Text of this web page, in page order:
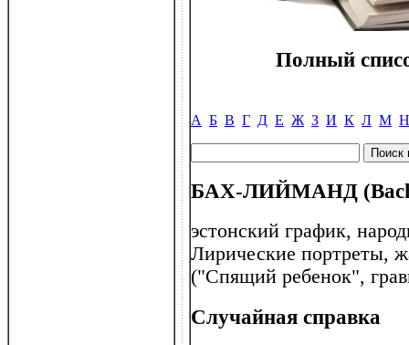
Полный
А Б В Г Д Е Ж З И К Л М Н
БАХ-ЛИЙМАНД
эстонский график,
Лирические портреты,
("Спящий ребенок",
Случайная справка